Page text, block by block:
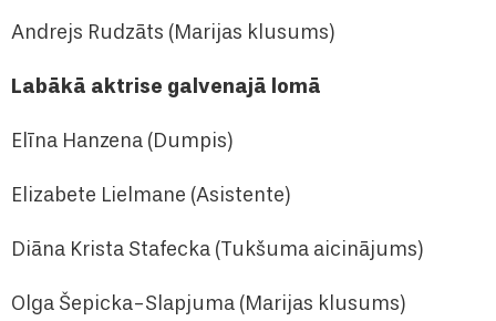
Andrejs Rudzāts (Marijas klusums)
Labākā aktrise galvenajā lomā
Elīna Hanzena (Dumpis)
Elizabete Lielmane (Asistente)
Diāna Krista Stafecka (Tukšuma aicinājums)
Olga Šepicka-Slapjuma (Marijas klusums)